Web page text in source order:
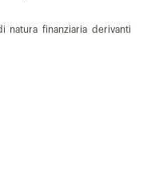
finanziaria derivanti